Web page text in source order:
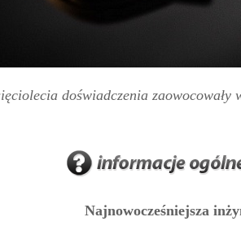
doświadczenia zaowocowały
Najnowocześniejsza